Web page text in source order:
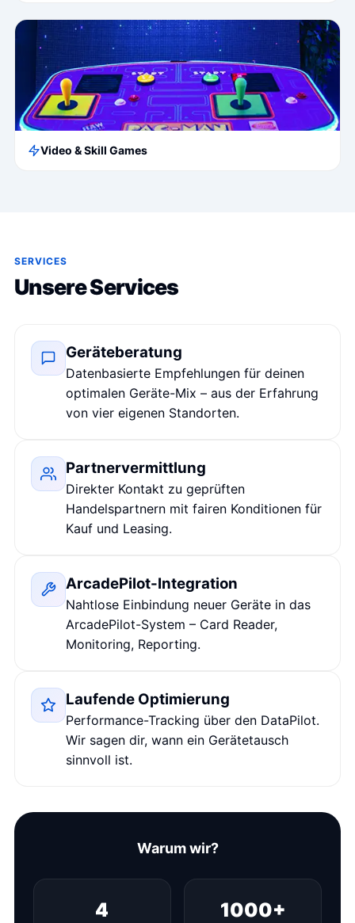
Video & Skill Games
SERVICES
Unsere Services
Geräteberatung
Datenbasierte Empfehlungen für deinen
optimalen Geräte-Mix – aus der Erfahrung
von vier eigenen Standorten.
Partnervermittlung
Direkter Kontakt zu geprüften
Handelspartnern mit fairen Konditionen für
Kauf und Leasing.
ArcadePilot-Integration
Nahtlose Einbindung neuer Geräte in das
ArcadePilot-System – Card Reader,
Monitoring, Reporting.
Laufende Optimierung
Performance-Tracking über den DataPilot.
Wir sagen dir, wann ein Gerätetausch
sinnvoll ist.
Warum wir?
4 1000+